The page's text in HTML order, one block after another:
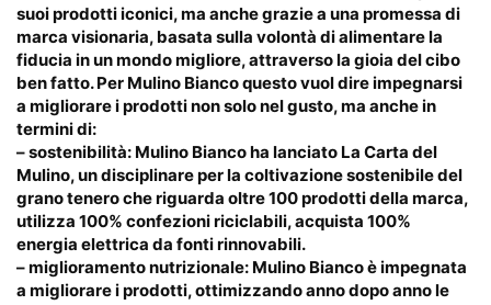
suoi prodotti iconici, ma anche grazie a una promessa di
marca visionaria, basata sulla volontà di alimentare la
fiducia in un mondo migliore, attraverso la gioia del cibo
ben fatto. Per Mulino Bianco questo vuol dire impegnarsi
a migliorare i prodotti non solo nel gusto, ma anche in
termini di:
– sostenibilità: Mulino Bianco ha lanciato La Carta del
Mulino, un disciplinare per la coltivazione sostenibile del
grano tenero che riguarda oltre 100 prodotti della marca,
utilizza 100% confezioni riciclabili, acquista 100%
energia elettrica da fonti rinnovabili.
– miglioramento nutrizionale: Mulino Bianco è impegnata
a migliorare i prodotti, ottimizzando anno dopo anno le